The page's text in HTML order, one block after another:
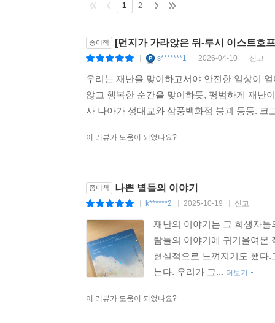
용기와 무너진 자리에서 더 나은 미래를 향해 나
작가의 말
어렸을 적, 나는 아빠가 툭 하고 내뱉은 “누구든
있다면, 네가 모든 걸 해결할 수는 없다고 말해
자그마한 도움 하나하나가 그 자체로 목적이 된
자체는 무엇을 뜻하는지 이야기해줄 것이다. 사
재난은 어김없이 일어날 것이고, 그때마다 언제
1 2
종이책 [먼지가 가라앉은 뒤-루시 이스트호
s*******1 2026-04-10 신고
우리는 재난을 맞이하고서야 안전한 일상이
않고 행복한 순간을 맞이하듯, 평범하게 재난
사 나아가 성대교와 삼풍백화점 붕괴 등등.
이 리뷰가 도움이 되었나요?
종이책 나쁜 별들의 이야기
k******2 2025-10-19 신고
재난의 이야기는 그 희생자
람들의 이야기에 귀기울여본
현실적으로 느껴지기도 했다
는다. 우리가 그... 더보기
이 리뷰가 도움이 되었나요?